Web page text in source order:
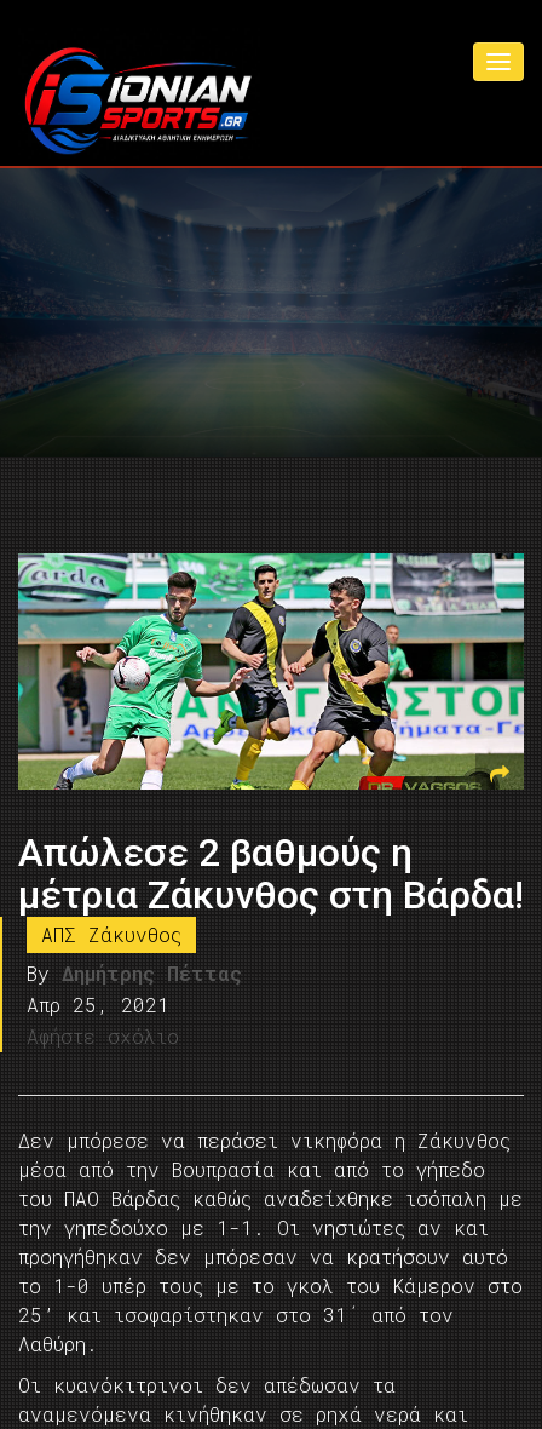
Απώλεσε 2 βαθμούς η
μέτρια Ζάκυνθος στη Βάρδα!
ΑΠΣ Ζάκυνθος
By Δημήτρης Πέττας
Απρ 25, 2021
Αφήστε σχόλιο
Δεν μπόρεσε να περάσει νικηφόρα η Ζάκυνθος
μέσα από την Βουπρασία και από το γήπεδο
του ΠΑΟ Βάρδας καθώς αναδείχθηκε ισόπαλη με
την γηπεδούχο με 1-1. Οι νησιώτες αν και
προηγήθηκαν δεν μπόρεσαν να κρατήσουν αυτό
το 1-0 υπέρ τους με το γκολ του Κάμερον στο
25’ και ισοφαρίστηκαν στο 31΄ από τον
Λαθύρη.
Οι κυανόκιτρινοι δεν απέδωσαν τα
αναμενόμενα κινήθηκαν σε ρηχά νερά και